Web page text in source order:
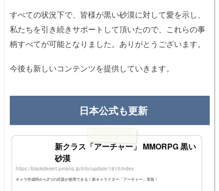
すべての状況下で、皆様が黒い砂漠に対して愛を示し、
私たちを引き続きサポートして頂いたので、これらの事
柄すべてが可能となりました。ありがとうございます。
今後も新しいコンテンツを提供していきます。
日本公式も更新
新クラス「アーチャー」 MMORPG 黒い
砂漠
https://blackdesert.pmang.jp/info/update/1815/index
キャラ作成時から2つの武器が使用できる！新キャラクター「アーチャー」実装！